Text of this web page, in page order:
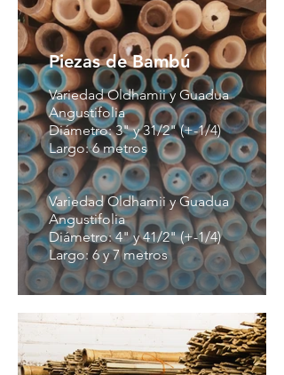
Piezas de Bambú
Variedad Oldhamii y Guadua
Angustifolia
Diámetro: 3" y 31/2" (+-1/4)
Largo: 6 metros
Variedad Oldhamii y Guadua
Angustifolia
Diámetro: 4" y 41/2" (+-1/4)
Largo: 6 y 7 metros